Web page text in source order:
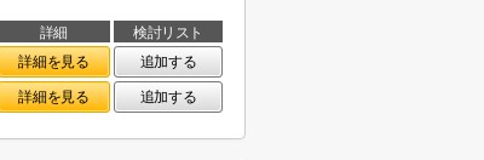
詳細
検討リスト
詳細を見る
追加する
詳細を見る 追加する